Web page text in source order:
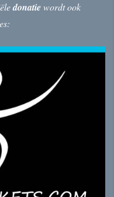
donatiewordt ook